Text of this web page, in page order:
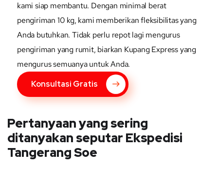
kami siap membantu. Dengan minimal berat
pengiriman 10 kg, kami memberikan fleksibilitas yang
Anda butuhkan. Tidak perlu repot lagi mengurus
pengiriman yang rumit, biarkan Kupang Express yang
mengurus semuanya untuk Anda.
Konsultasi Gratis
Pertanyaan yang sering
ditanyakan seputar Ekspedisi
Tangerang Soe